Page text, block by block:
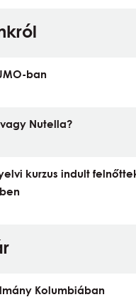
ban
Nutella?
kurzus indult
Kolumbiában